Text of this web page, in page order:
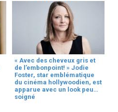
« Avec des cheveux gris et
de l’embonpoint! » Jodie
Foster, star emblématique
du cinéma hollywoodien, est
apparue avec un look peu
soigné